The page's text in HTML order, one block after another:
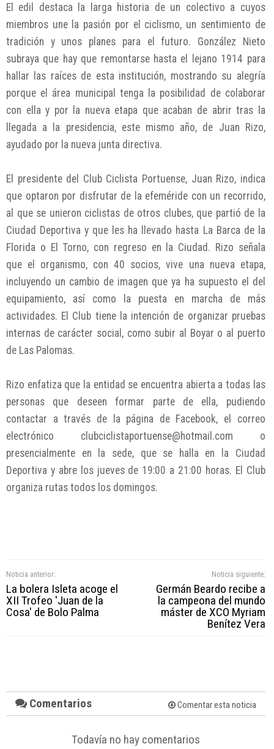
El edil destaca la larga historia de un colectivo a cuyos
miembros une la pasión por el ciclismo, un sentimiento de
tradición y unos planes para el futuro. González Nieto
subraya que hay que remontarse hasta el lejano 1914 para
hallar las raíces de esta institución, mostrando su alegría
porque el área municipal tenga la posibilidad de colaborar
con ella y por la nueva etapa que acaban de abrir tras la
llegada a la presidencia, este mismo año, de Juan Rizo,
ayudado por la nueva junta directiva.
El presidente del Club Ciclista Portuense, Juan Rizo, indica
que optaron por disfrutar de la efeméride con un recorrido,
al que se unieron ciclistas de otros clubes, que partió de la
Ciudad Deportiva y que les ha llevado hasta La Barca de la
Florida o El Torno, con regreso en la Ciudad. Rizo señala
que el organismo, con 40 socios, vive una nueva etapa,
incluyendo un cambio de imagen que ya ha supuesto el del
equipamiento, así como la puesta en marcha de más
actividades. El Club tiene la intención de organizar pruebas
internas de carácter social, como subir al Boyar o al puerto
de Las Palomas.
Rizo enfatiza que la entidad se encuentra abierta a todas las
personas que deseen formar parte de ella, pudiendo
contactar a través de la página de Facebook, el correo
electrónico clubciclistaportuense@hotmail.com o
presencialmente en la sede, que se halla en la Ciudad
Deportiva y abre los jueves de 19:00 a 21:00 horas. El Club
organiza rutas todos los domingos.
Noticia anterior:
La bolera Isleta acoge el
XII Trofeo 'Juan de la
Cosa' de Bolo Palma
Noticia siguiente:
Germán Beardo recibe a
la campeona del mundo
máster de XCO Myriam
Benítez Vera
Comentarios Comentar esta noticia
Todavía no hay comentarios